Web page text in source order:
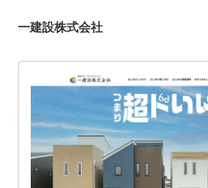
▶パナソニックホームズの坪単
▶パナソニックホームズで建てて
点は？
揃えています。地域に合わせた住
築に関わるほとんどの工程を完
抑えつつ高品質な住まいづくり
＼タマホームの
口コミ評判平均 4.1 (10
一建設株式会社